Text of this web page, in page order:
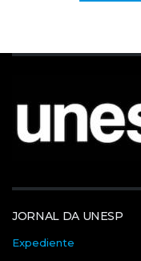
JORNAL DA UNESP
Expediente